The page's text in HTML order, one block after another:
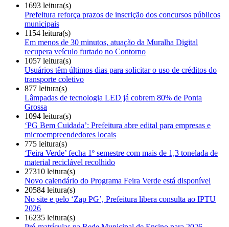
1693 leitura(s)
Prefeitura reforça prazos de inscrição dos concursos públicos
municipais
1154 leitura(s)
Em menos de 30 minutos, atuação da Muralha Digital
recupera veículo furtado no Contorno
1057 leitura(s)
Usuários têm últimos dias para solicitar o uso de créditos do
transporte coletivo
877 leitura(s)
Lâmpadas de tecnologia LED já cobrem 80% de Ponta
Grossa
1094 leitura(s)
‘PG Bem Cuidada’: Prefeitura abre edital para empresas e
microempreendedores locais
775 leitura(s)
‘Feira Verde’ fecha 1º semestre com mais de 1,3 tonelada de
material reciclável recolhido
27310 leitura(s)
Novo calendário do Programa Feira Verde está disponível
20584 leitura(s)
No site e pelo ‘Zap PG’, Prefeitura libera consulta ao IPTU
2026
16235 leitura(s)